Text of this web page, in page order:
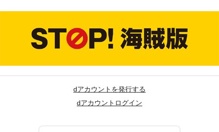
dアカウントを発行する
dアカウントログイン